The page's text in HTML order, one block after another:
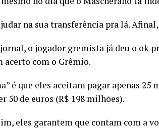
na sua transferência pra lá.
o jogador gremista já deu o ok
acerto com o Grêmio.
é que eles aceitam pagar apenas 25
50 de euros (R$ 198 milhões).
eles garantem que contam com a